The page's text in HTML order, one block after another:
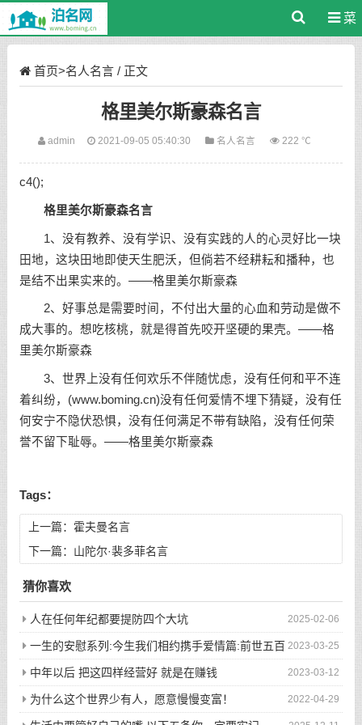
菜
首页>名人名言/ 正文
格里美尔斯豪森名言
admin 2021-09-05 05:40:30 名人名言 222 ℃
c4();
格里美尔斯豪森名言
1、没有教养、没有学识、没有实践的人的心灵好比一块
田地，这块田地即使天生肥沃，但倘若不经耕耘和播种，也
是结不出果实来的。——格里美尔斯豪森
2、好事总是需要时间，不付出大量的心血和劳动是做不
成大事的。想吃核桃，就是得首先咬开坚硬的果壳。——格
里美尔斯豪森
3、世界上没有任何欢乐不伴随忧虑，没有任何和平不连
着纠纷，(www.boming.cn)没有任何爱情不埋下猜疑，没有任
何安宁不隐伏恐惧，没有任何满足不带有缺陷，没有任何荣
誉不留下耻辱。——格里美尔斯豪森
Tags：
上一篇： 霍夫曼名言
下一篇： 山陀尔·裴多菲名言
猜你喜欢
2025-02-06
人在任何年纪都要提防四个大坑
2023-03-25
一生的安慰系列:今生我们相约携手爱情篇:前世五百
次的回眸才换来今生的相遇
2023-03-12
中年以后 把这四样经营好 就是在赚钱
2022-04-29
为什么这个世界少有人，愿意慢慢变富！